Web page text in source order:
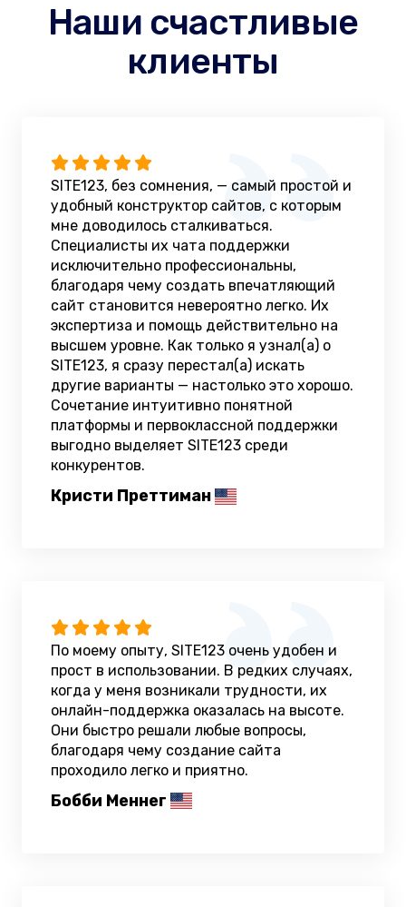
Наши счастливые
клиенты
SITE123, без сомнения, — самый простой и
удобный конструктор сайтов, с которым
мне доводилось сталкиваться.
Специалисты их чата поддержки
исключительно профессиональны,
благодаря чему создать впечатляющий
сайт становится невероятно легко. Их
экспертиза и помощь действительно на
высшем уровне. Как только я узнал(а) о
SITE123, я сразу перестал(а) искать
другие варианты — настолько это хорошо.
Сочетание интуитивно понятной
платформы и первоклассной поддержки
выгодно выделяет SITE123 среди
конкурентов.
Кристи Преттиман
По моему опыту, SITE123 очень удобен и
прост в использовании. В редких случаях,
когда у меня возникали трудности, их
онлайн-поддержка оказалась на высоте.
Они быстро решали любые вопросы,
благодаря чему создание сайта
проходило легко и приятно.
Бобби Меннег